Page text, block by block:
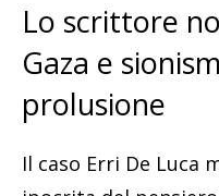
Lo scrittore
Gaza e
prolusione
Il caso Erri De Luca